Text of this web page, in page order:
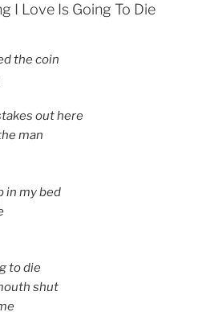
I Love Is Going To Die
the coin
out here
man
in my bed
to die
shut